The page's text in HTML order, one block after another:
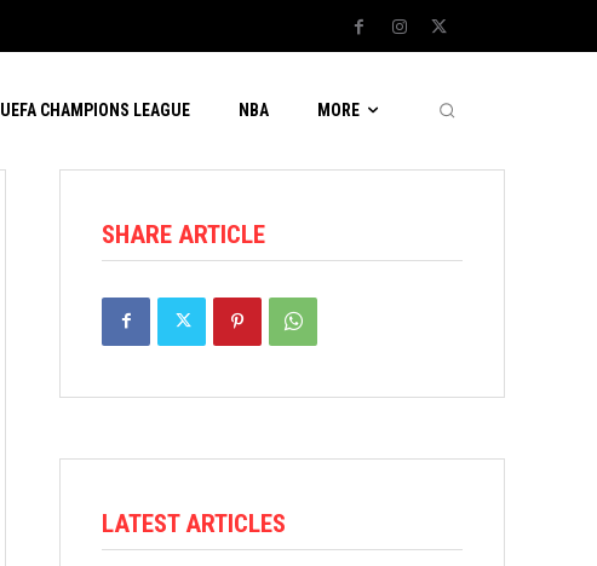
UEFA CHAMPIONS LEAGUE NBA MORE
SHARE ARTICLE
LATEST ARTICLES